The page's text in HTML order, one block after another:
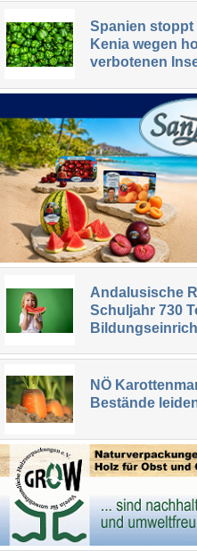
Spanien stoppt
Kenia wegen
verbotenen
Andalusische
Schuljahr 730
NÖ
Bestände